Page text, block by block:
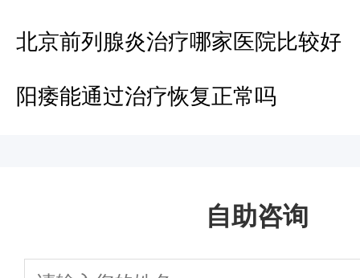
北京前列腺炎治疗哪家医院比较好
阳痿能通过治疗恢复正常吗
自助咨询